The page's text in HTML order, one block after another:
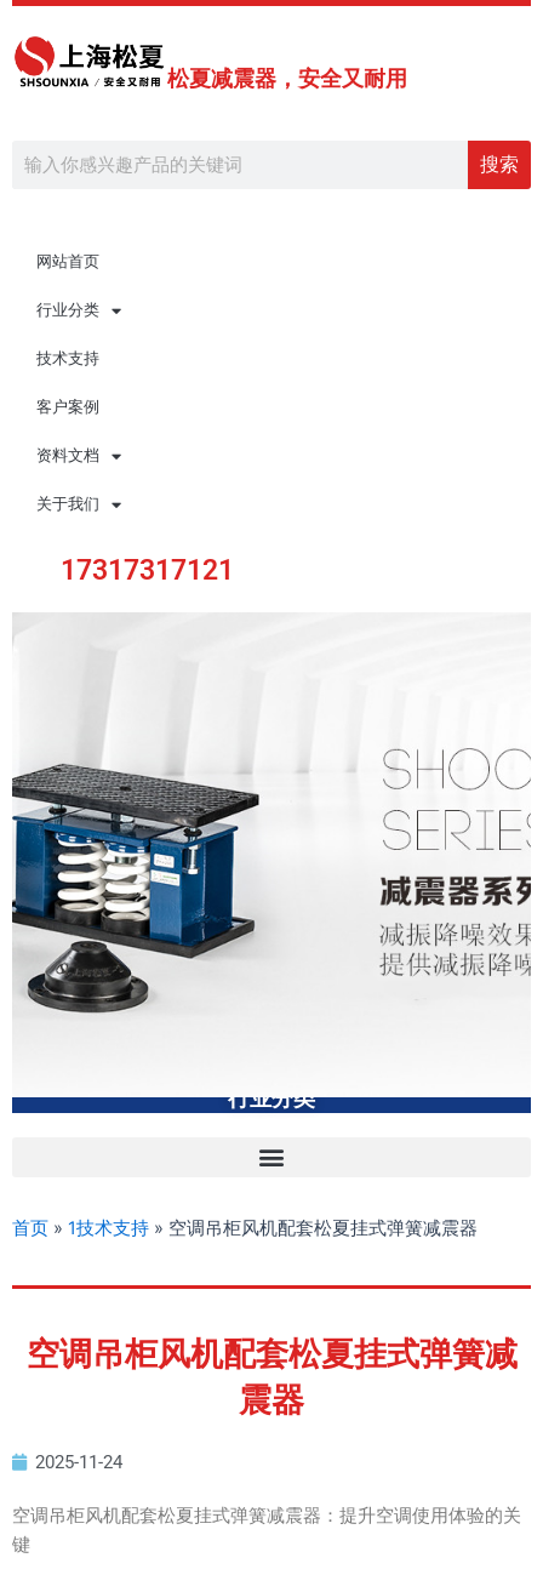
跳
内
松夏减震器，安全又耐用
搜索
网站首页
行业分类
技术支持
客户案例
资料文档
关于我们
17317317121
行业分类
首页 » 1技术支持 » 空调吊柜风机配套松夏挂式弹簧减震器
空调吊柜风机配套松夏挂式弹簧减
震器
2025-11-24
空调吊柜风机配套松夏挂式弹簧减震器：提升空调使用体验的关
键